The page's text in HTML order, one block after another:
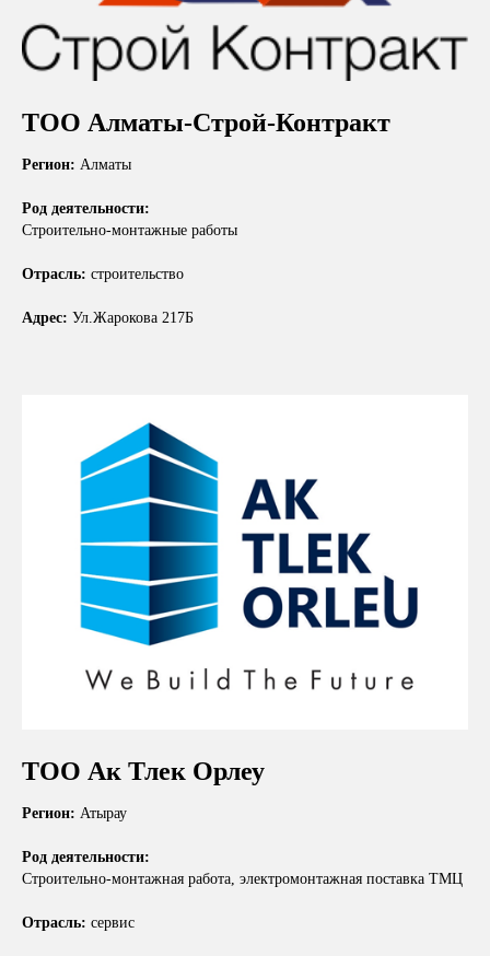
ТОО Алматы-Строй-Контракт
Регион: Алматы
Род деятельности:
Строительно-монтажные работы
Отрасль: строительство
Адрес: Ул.Жарокова 217Б
ТОО Ак Тлек Орлеу
Регион: Атырау
Род деятельности:
Строительно-монтажная работа, электромонтажная поставка ТМЦ
Отрасль: сервис